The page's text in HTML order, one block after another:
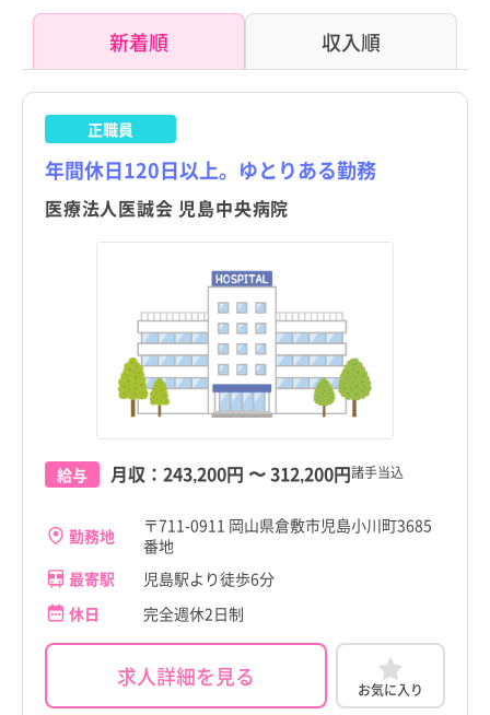
都道府県すべて
東京都
北海道
青森県
岩手県
山形県
福島県
栃木県
群馬県
埼玉県
千葉県
神奈川県
すべて
倉敷市
津山市
玉野市
新着順 収入順
正職員
年間休日120日以上。ゆとりある勤務
医療法人医誠会 児島中央病院
給与 月収： 243,200円 〜312,200円諸手当込
勤務地
〒711-0911 岡山県倉敷市児島小川町3685
番地
最寄駅
児島駅より徒歩6分
休日
完全週休2日制
求人詳細を見る お気に入り
都道府県すべて
東京都
北海道
青森県
岩手県
山形県
福島県
栃木県
群馬県
埼玉県
千葉県
神奈川県
すべて
倉敷市
津山市
玉野市